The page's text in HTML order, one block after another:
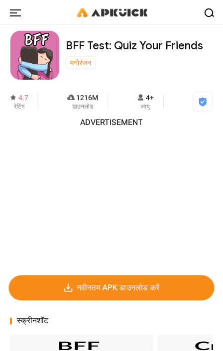
BFF Test: Quiz Your Friends
मनोरंजन
4.7
रेटिंग
1216M
डाउनलोड
4+
आयु
ADVERTISEMENT
नवीनतम APK डाउनलोड करें
स्क्रीनशॉट